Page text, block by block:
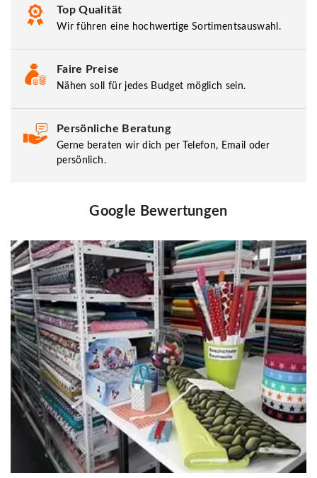
Top Qualität
Wir führen eine hochwertige Sortimentsauswahl.
Faire Preise
Nähen soll für jedes Budget möglich sein.
Persönliche Beratung
Gerne beraten wir dich per Telefon, Email oder
persönlich.
Google Bewertungen